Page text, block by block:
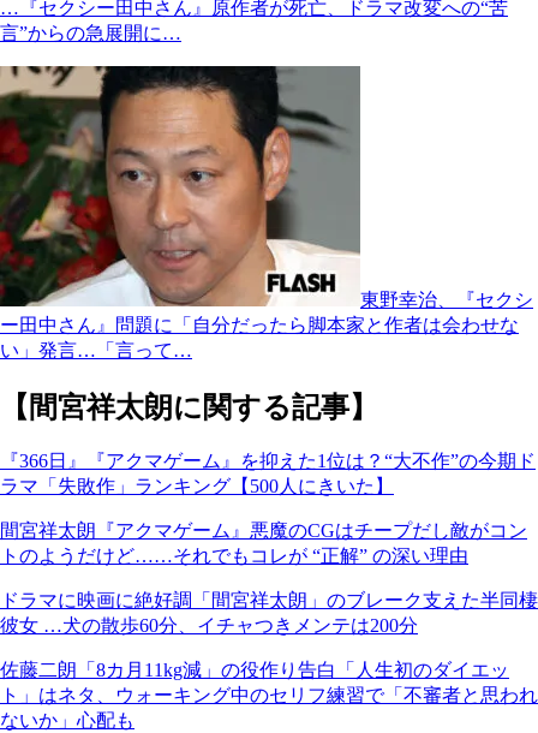
…『セクシー田中さん』原作者が死亡、ドラマ改変への“苦
言”からの急展開に…
東野幸治、『セクシ
ー田中さん』問題に「自分だったら脚本家と作者は会わせな
い」発言…「言って…
【間宮祥太朗に関する記事】
『366日』『アクマゲーム』を抑えた1位は？“大不作”の今期ド
ラマ「失敗作」ランキング【500人にきいた】
間宮祥太朗『アクマゲーム』悪魔のCGはチープだし敵がコン
トのようだけど……それでもコレが “正解” の深い理由
ドラマに映画に絶好調「間宮祥太朗」のブレーク支えた半同棲
彼女 …犬の散歩60分、イチャつきメンテは200分
佐藤二朗「8カ月11kg減」の役作り告白「人生初のダイエッ
ト」はネタ、ウォーキング中のセリフ練習で「不審者と思われ
ないか」心配も